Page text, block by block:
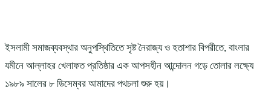
ইসলামী সমাজব্যবস্থার অনুপস্থিতিতে সৃষ্ট নৈরাজ্য ও হতাশার বিপরীতে, বাংলার
যমীনে আল্লাহর খেলাফত প্রতিষ্ঠার এক আপসহীন আন্দোলন গড়ে তোলার লক্ষ্যে
১৯৮৯ সালের ৮ ডিসেম্বর আমাদের পথচলা শুরু হয়।